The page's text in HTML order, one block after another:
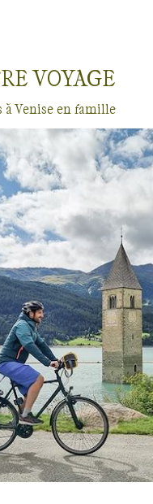
VOYAGE
à Venise en famille